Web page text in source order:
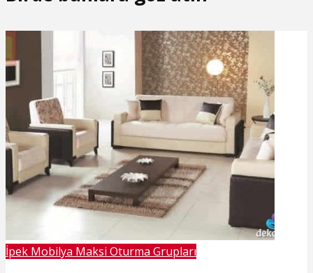
İpek Mobilya Maksi Oturma Grupları